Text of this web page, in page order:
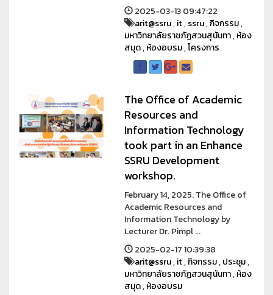
2025-03-13 09:47:22
arit@ssru,it,ssru,กิจกรรม,
มหาวิทยาลัยราชภัฏสวนสุนันทา,ห้อง
สมุด,ห้องอบรม,โครงการ
The Office of Academic
Resources and
Information Technology
took part in an Enhance
SSRU Development
workshop.
February 14, 2025. The Office of
Academic Resources and
Information Technology by
Lecturer Dr. Pimpl ...
2025-02-17 10:39:38
arit@ssru,it,กิจกรรม,ประชุม,
มหาวิทยาลัยราชภัฏสวนสุนันทา,ห้อง
สมุด,ห้องอบรม